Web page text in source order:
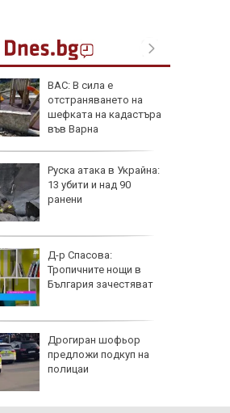
ВАС: В сила е
отстраняването на
шефката на кадастъра
във Варна
Руска атака в Украйна:
13 убити и над 90
ранени
Д-р Спасова:
Тропичните нощи в
България зачестяват
Дрогиран шофьор
предложи подкуп на
полицаи